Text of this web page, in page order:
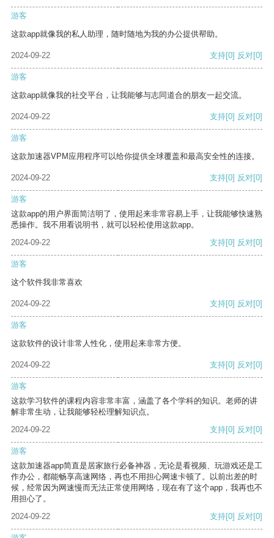
游客
这款app就像我的私人助理，随时随地为我的办公提供帮助。
2024-09-22 支持[0] 反对[0]
游客
这款app就像我的社交平台，让我能够与志同道合的朋友一起交流。
2024-09-22 支持[0] 反对[0]
游客
这款加速器VPM应用程序可以给你提供全球覆盖和最高安全性的连接。
2024-09-22 支持[0] 反对[0]
游客
这款app的用户界面简洁明了，使用起来非常容易上手，让我能够快速熟
悉操作。我不用看说明书，就可以轻松使用这款app。
2024-09-22
支持[0] 反对[0]
游客
这个软件我非常喜欢
2024-09-22 支持[0] 反对[0]
游客
这款软件的设计非常人性化，使用起来非常方便。
2024-09-22 支持[0] 反对[0]
游客
这款学习软件的课程内容非常丰富，涵盖了各个学科的知识。老师的讲
解非常生动，让我能够轻松理解知识点。
2024-09-22
支持[0] 反对[0]
游客
这款加速器app简直是居家旅行必备神器，无论是看视频、玩游戏还是工
作办公，都能畅享高速网络，再也不用担心网速卡顿了。以前出差的时
候，经常因为网速慢而无法正常使用网络，现在有了这个app，我再也不
用担心了。
2024-09-22
支持[0] 反对[0]